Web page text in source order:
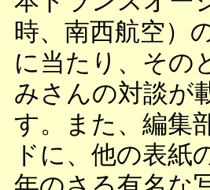
時、南西航空）
に当たり、その
みさんの対談が
す。また、編集
ドに、他の表紙